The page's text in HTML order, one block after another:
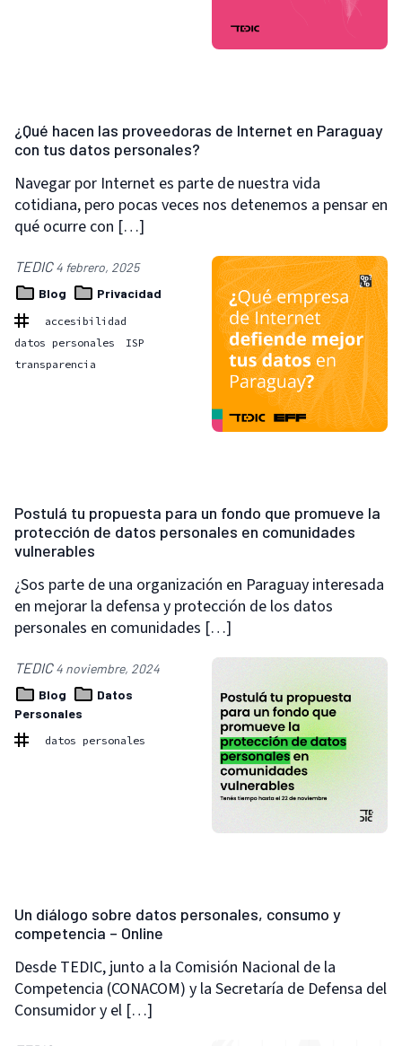
¿Qué hacen las proveedoras de Internet en Paraguay
con tus datos personales?
Navegar por Internet es parte de nuestra vida
cotidiana, pero pocas veces nos detenemos a pensar en
qué ocurre con […]
TEDIC4 febrero, 2025
Blog
Privacidad
accesibilidad
datos personales
ISP
transparencia
Postulá tu propuesta para un fondo que promueve la
protección de datos personales en comunidades
vulnerables
¿Sos parte de una organización en Paraguay interesada
en mejorar la defensa y protección de los datos
personales en comunidades […]
TEDIC4 noviembre, 2024
Blog
Datos
Personales
datos personales
Un diálogo sobre datos personales, consumo y
competencia – Online
Desde TEDIC, junto a la Comisión Nacional de la
Competencia (CONACOM) y la Secretaría de Defensa del
Consumidor y el […]